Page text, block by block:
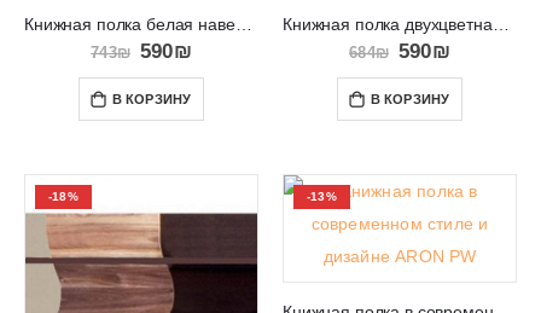
Книжная полка белая навесная на стену GOLDIN 09
743₪ 590₪
В КОРЗИНУ
684₪ 590₪
В КОРЗИНУ
-18% -13%